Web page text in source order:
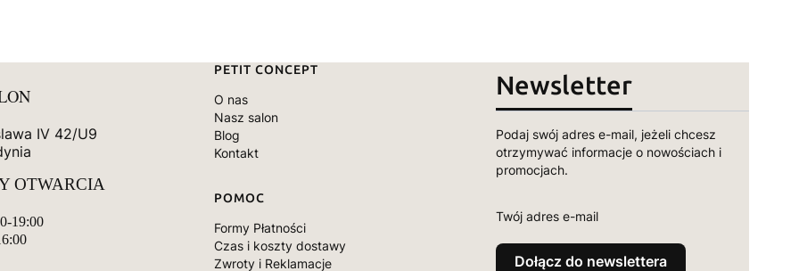
IV 42/U9
OTWARCIA
19:00
Linki w stopce
PETIT CONCEPT
O nas
Nasz salon
Blog
Kontakt
POMOC
Formy Płatności
Czas i koszty dostawy
Zwroty i Reklamacje
Newsletter
Podaj swój adres e-mail, jeżeli chcesz
otrzymywać informacje o nowościach i
promocjach.
Twój adres e-mail
Dołącz do newslettera